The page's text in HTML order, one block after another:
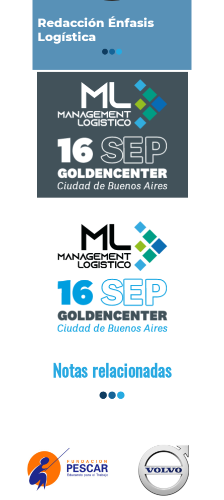
Redacción Énfasis
Logística
Notas relacionadas